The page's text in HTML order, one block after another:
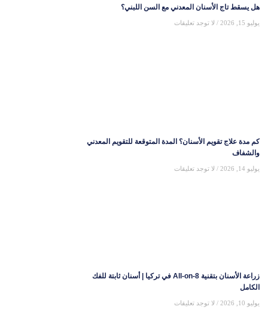
هل يسقط تاج الأسنان المعدني مع السن اللبني؟
يوليو 15, 2026 لا توجد تعليقات
كم مدة علاج تقويم الأسنان؟ المدة المتوقعة للتقويم المعدني
والشفاف
يوليو 14, 2026 لا توجد تعليقات
زراعة الأسنان بتقنية All-on-8 في تركيا | أسنان ثابتة للفك
الكامل
يوليو 10, 2026 لا توجد تعليقات